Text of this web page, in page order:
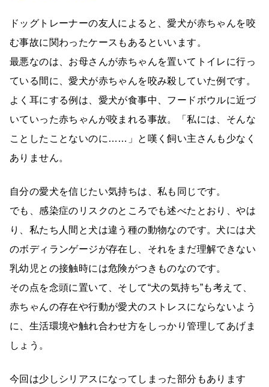
ドッグトレーナーの友人によると、愛犬が赤ちゃんを咬
む事故に関わったケースもあるといいます。
最悪なのは、お母さんが赤ちゃんを置いてトイレに行っ
ている間に、愛犬が赤ちゃんを咬み殺していた例です。
よく耳にする例は、愛犬が食事中、フードボウルに近づ
いていった赤ちゃんが咬まれる事故。「私には、そんな
ことしたことないのに……」と嘆く飼い主さんも少なく
ありません。
自分の愛犬を信じたい気持ちは、私も同じです。
でも、感染症のリスクのところでも述べたとおり、やは
り、私たち人間と犬は違う種の動物なのです。犬には犬
のボディランゲージが存在し、それをまだ理解できない
乳幼児との接触時には危険がつきものなのです。
その点を念頭に置いて、そして“犬の気持ち”も考えて、
赤ちゃんの存在や行動が愛犬のストレスにならないよう
に、生活環境や触れ合わせ方をしっかり管理してあげま
しょう。
今回は少しシリアスになってしまった部分もあります